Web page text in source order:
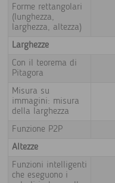
Forme rettangolari
(lunghezza,
larghezza, altezza)
Larghezze
Con il teorema di
Pitagora
Misura su
immagini: misura
della larghezza
Funzione P2P
Altezze
Funzioni intelligenti
che eseguono i